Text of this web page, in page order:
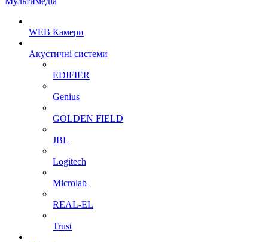
WEB Камери
Акустичні системи
EDIFIER
Genius
GOLDEN FIELD
JBL
Logitech
Microlab
REAL-EL
Trust